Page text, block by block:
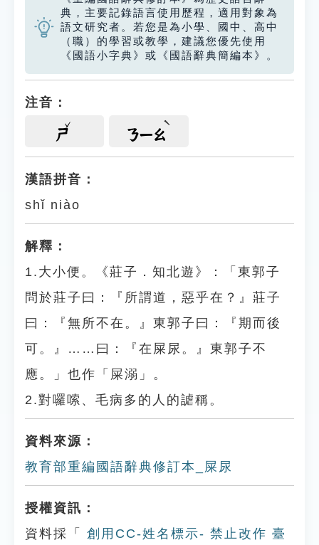
典，主要記錄語言使用歷程，適用對象為
語文研究者。若您是為小學、國中、高中
（職）的學習或教學，建議您優先使用
《國語小字典》或《國語辭典簡編本》。
注音：
ㄕ ㄋㄧㄠ
漢語拼音：
shǐ niào
解釋：
1.大小便。《莊子．知北遊》：「東郭子
問於莊子曰：『所謂道，惡乎在？』莊子
曰：『無所不在。』東郭子曰：『期而後
可。』……曰：『在屎尿。』東郭子不
應。」也作「屎溺」。
2.對囉嗦、毛病多的人的謔稱。
資料來源：
教育部重編國語辭典修訂本_屎尿
授權資訊：
資料採「
創用CC-姓名標示- 禁止改作 臺